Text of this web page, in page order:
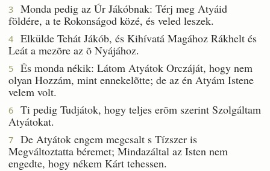
3
Monda pedig az Úr Jákóbnak: Térj meg Atyáid
földére, a te Rokonságod közé, és veled leszek.
4
Elkülde Tehát Jákób, és Kihívatá Magához Rákhelt és
Leát a mezõre az õ Nyájához.
5
És monda nékik: Látom Atyátok Orczáját, hogy nem
olyan Hozzám, mint ennekelõtte; de az én Atyám Istene
velem volt.
6
Ti pedig Tudjátok, hogy teljes erõm szerint Szolgáltam
Atyátokat.
7
De Atyátok engem megcsalt s Tízszer is
Megváltoztatta béremet; Mindazáltal az Isten nem
engedte, hogy nékem Kárt tehessen.